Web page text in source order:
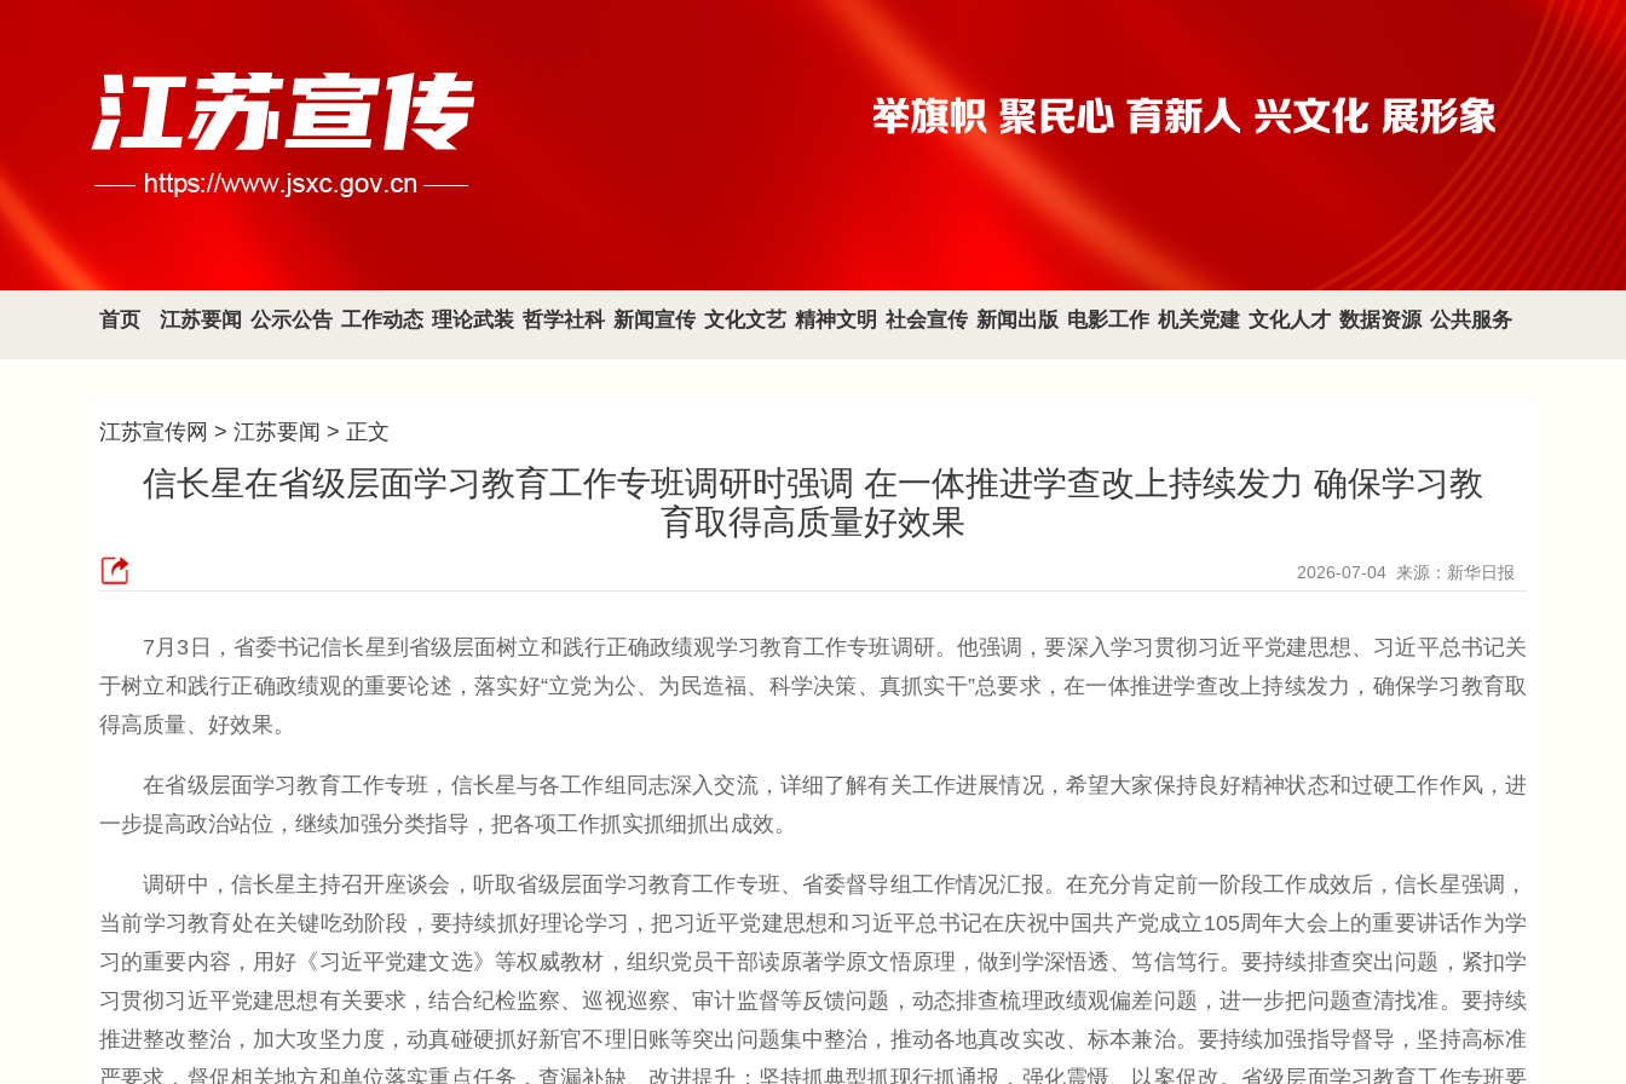
首页 江苏要闻 公示公告 工作动态 理论武装 哲学社科 新闻宣传 文化文艺 精神文明 社会宣传 新闻出版 电影工作 机关党建 文化人才 数据资源 公共服务
江苏宣传网 > 江苏要闻 > 正文
信长星在省级层面学习教育工作专班调研时强调 在一体推进学查改上持续发力 确保学习教
育取得高质量好效果
2026-07-04 来源：新华日报
7月3日，省委书记信长星到省级层面树立和践行正确政绩观学习教育工作专班调研。他强调，要深入学习贯彻习近平党建思想、习近平总书记关
于树立和践行正确政绩观的重要论述，落实好“立党为公、为民造福、科学决策、真抓实干”总要求，在一体推进学查改上持续发力，确保学习教育取
得高质量、好效果。
在省级层面学习教育工作专班，信长星与各工作组同志深入交流，详细了解有关工作进展情况，希望大家保持良好精神状态和过硬工作作风，进
一步提高政治站位，继续加强分类指导，把各项工作抓实抓细抓出成效。
调研中，信长星主持召开座谈会，听取省级层面学习教育工作专班、省委督导组工作情况汇报。在充分肯定前一阶段工作成效后，信长星强调，
当前学习教育处在关键吃劲阶段，要持续抓好理论学习，把习近平党建思想和习近平总书记在庆祝中国共产党成立105周年大会上的重要讲话作为学
习的重要内容，用好《习近平党建文选》等权威教材，组织党员干部读原著学原文悟原理，做到学深悟透、笃信笃行。要持续排查突出问题，紧扣学
习贯彻习近平党建思想有关要求，结合纪检监察、巡视巡察、审计监督等反馈问题，动态排查梳理政绩观偏差问题，进一步把问题查清找准。要持续
推进整改整治，加大攻坚力度，动真碰硬抓好新官不理旧账等突出问题集中整治，推动各地真改实改、标本兼治。要持续加强指导督导，坚持高标准
严要求，督促相关地方和单位落实重点任务，查漏补缺、改进提升；坚持抓典型抓现行抓通报，强化震慑、以案促改。省级层面学习教育工作专班要